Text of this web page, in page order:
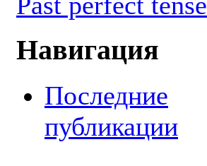
Навигация
Последние
публикации